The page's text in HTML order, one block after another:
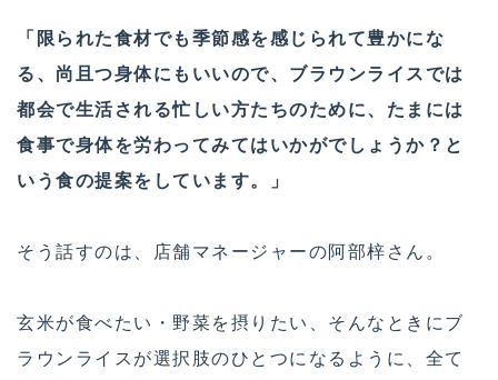
「限られた食材でも季節感を感じられて豊かにな
る、尚且つ身体にもいいので、ブラウンライスでは
都会で生活される忙しい方たちのために、たまには
食事で身体を労わってみてはいかがでしょうか？と
いう食の提案をしています。」
そう話すのは、店舗マネージャーの阿部梓さん。
玄米が食べたい・野菜を摂りたい、そんなときにブ
ラウンライスが選択肢のひとつになるように、全て